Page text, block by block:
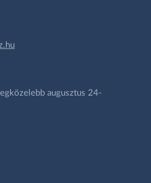
augusztus 24-